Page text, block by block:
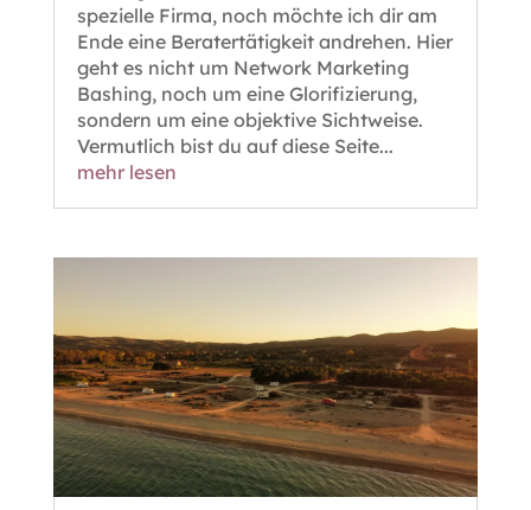
spezielle Firma, noch möchte ich dir am
Ende eine Beratertätigkeit andrehen. Hier
geht es nicht um Network Marketing
Bashing, noch um eine Glorifizierung,
sondern um eine objektive Sichtweise.
Vermutlich bist du auf diese Seite...
mehr lesen